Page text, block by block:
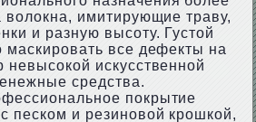
волокна, имитирующие траву,
и разную высоту. Густой
маскировать все дефекты на
невысокой искусственной
средства.
покрытие
песком и резиновой крошкой,